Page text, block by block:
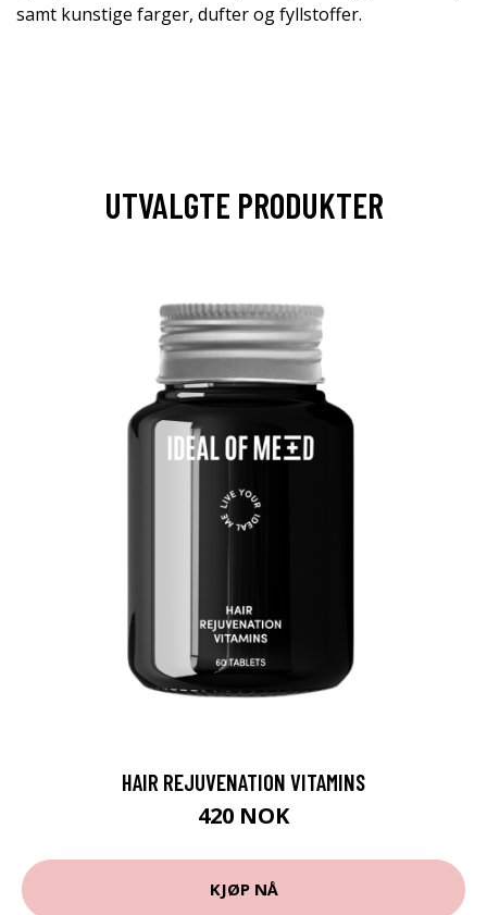
samt kunstige farger, dufter og fyllstoffer.
UTVALGTE PRODUKTER
HAIR REJUVENATION VITAMINS
420 NOK
KJØP NÅ